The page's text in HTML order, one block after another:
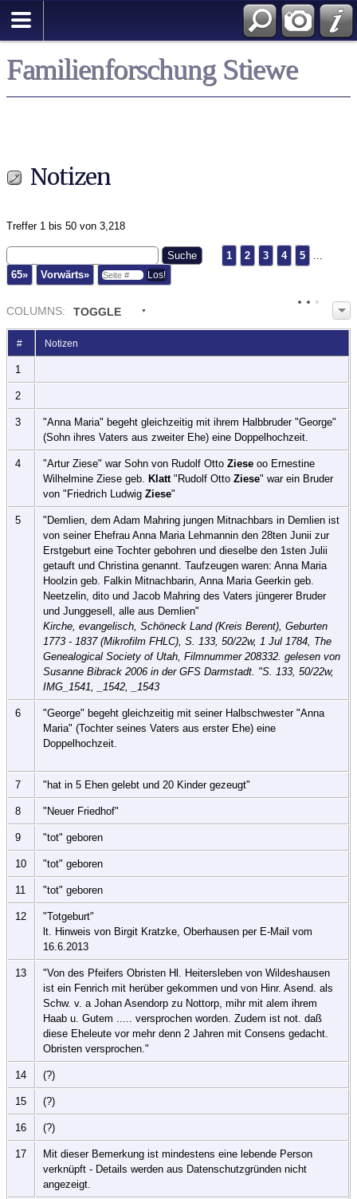
Familienforschung Stiewe
Notizen
Treffer 1 bis 50 von 3,218
1 2 3 4 5
...
65»
Vorwärts»
COLUMNS: TOGGLE
# Notizen
1
2
3
"Anna Maria" begeht gleichzeitig mit ihrem Halbbruder "George"
(Sohn ihres Vaters aus zweiter Ehe) eine Doppelhochzeit.
4 "Artur Ziese" war Sohn von Rudolf OttoZiese oo Ernestine
Wilhelmine Ziese geb. Klatt"Rudolf OttoZiese" war ein Bruder
von "Friedrich LudwigZiese"
5
"Demlien, dem Adam Mahring jungen Mitnachbars in Demlien ist
von seiner Ehefrau Anna Maria Lehmannin den 28ten Junii zur
Erstgeburt eine Tochter gebohren und dieselbe den 1sten Julii
getauft und Christina genannt. Taufzeugen waren: Anna Maria
Hoolzin geb. Falkin Mitnachbarin, Anna Maria Geerkin geb.
Neetzelin, dito und Jacob Mahring des Vaters jüngerer Bruder
und Junggesell, alle aus Demlien"
Kirche, evangelisch, Schöneck Land (Kreis Berent), Geburten
1773 - 1837 (Mikrofilm FHLC), S. 133, 50/22w, 1 Jul 1784, The
Genealogical Society of Utah, Filmnummer 208332. gelesen von
Susanne Bibrack 2006 in der GFS Darmstadt. "S. 133, 50/22w,
IMG_1541, _1542, _1543
6
"George" begeht gleichzeitig mit seiner Halbschwester "Anna
Maria" (Tochter seines Vaters aus erster Ehe) eine
Doppelhochzeit.
7 "hat in 5 Ehen gelebt und 20 Kinder gezeugt"
8 "Neuer Friedhof"
9 "tot" geboren
10 "tot" geboren
11 "tot" geboren
12
"Totgeburt"
lt. Hinweis von Birgit Kratzke, Oberhausen per E-Mail vom
16.6.2013
13
"Von des Pfeifers Obristen Hl. Heitersleben von Wildeshausen
ist ein Fenrich mit herüber gekommen und von Hinr. Asend. als
Schw. v. a Johan Asendorp zu Nottorp, mihr mit alem ihrem
Haab u. Gutem ..... versprochen worden. Zudem ist not. daß
diese Eheleute vor mehr denn 2 Jahren mit Consens gedacht.
Obristen versprochen."
14 (?)
15 (?)
16 (?)
17
Mit dieser Bemerkung ist mindestens eine lebende Person
verknüpft - Details werden aus Datenschutzgründen nicht
angezeigt.